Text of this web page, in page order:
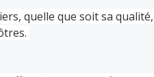
quelle que soit sa